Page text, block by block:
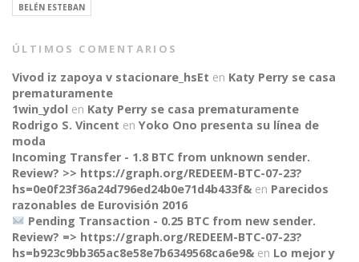
CONNECT
BELÉN ESTEBAN
ÚLTIMOS COMENTARIOS
Vivod iz zapoya v stacionare_hsEt en Katy Perry se casa
prematuramente
1win_ydol en Katy Perry se casa prematuramente
Rodrigo S. Vincent en Yoko Ono presenta su línea de
moda
Incoming Transfer - 1.8 BTC from unknown sender.
Review? >> https://graph.org/REDEEM-BTC-07-23?
hs=0e0f23f36a24d796ed24b0e71d4b433f& en Parecidos
razonables de Eurovisión 2016
Pending Transaction - 0.25 BTC from new sender.
Review? => https://graph.org/REDEEM-BTC-07-23?
hs=b923c9bb365ac8e58e7b6349568ca6e9& en Lo mejor y